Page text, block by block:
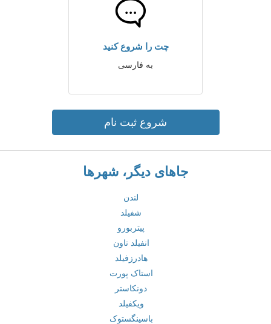
چت را شروع کنید
به فارسی
شروع ثبت نام
جاهای دیگر، شهرها
لندن
شفیلد
پیتربورو
انفیلد تاون
هادرزفیلد
استاک پورت
دونکاستر
ویکفیلد
باسینگستوک